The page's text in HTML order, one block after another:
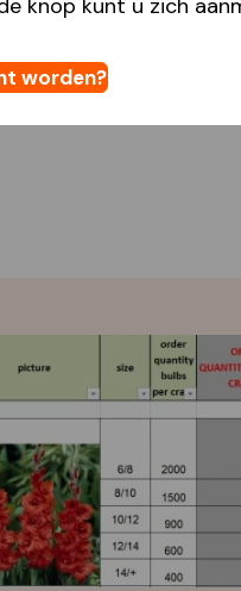
knop kunt u zich
worden?